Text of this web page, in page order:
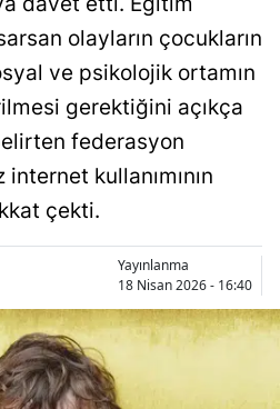
Bitlis
Bolu
Burdur
Bursa
Çankırı
Çorum
Denizli
Diyarbakır
olayların çocukların
ve psikolojik ortamın
gerektiğini açıkça
federasyon
kullanımının
çekti.
Yayınlanma
18 Nisan 2026 - 16:40